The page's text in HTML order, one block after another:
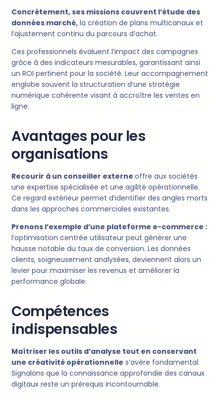
Concrètement, ses missions couvrent l’étude des
données marché, la création de plans multicanaux et
l’ajustement continu du parcours d’achat.
Ces professionnels évaluent l’impact des campagnes
grâce à des indicateurs mesurables, garantissant ainsi
un ROI pertinent pour la société. Leur accompagnement
englobe souvent la structuration d’une stratégie
numérique cohérente visant à accroître les ventes en
ligne.
Avantages pour les
organisations
Recourir à un conseiller externe offre aux sociétés
une expertise spécialisée et une agilité opérationnelle.
Ce regard extérieur permet d’identifier des angles morts
dans les approches commerciales existantes.
Prenons l’exemple d’une plateforme e-commerce :
l’optimisation centrée utilisateur peut générer une
hausse notable du taux de conversion. Les données
clients, soigneusement analysées, deviennent alors un
levier pour maximiser les revenus et améliorer la
performance globale.
Compétences
indispensables
Maîtriser les outils d’analyse tout en conservant
une créativité opérationnelle s’avère fondamental.
Signalons que la connaissance approfondie des canaux
digitaux reste un prérequis incontournable.